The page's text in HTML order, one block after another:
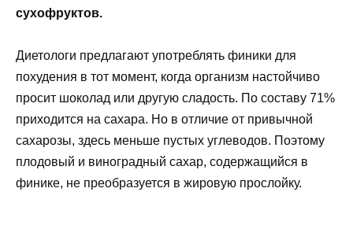
сухофруктов.
Диетологи предлагают употреблять финики для
похудения в тот момент, когда организм настойчиво
просит шоколад или другую сладость. По составу 71%
приходится на сахара. Но в отличие от привычной
сахарозы, здесь меньше пустых углеводов. Поэтому
плодовый и виноградный сахар, содержащийся в
финике, не преобразуется в жировую прослойку.